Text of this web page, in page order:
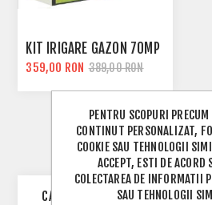
KIT IRIGARE GAZON 70MP
359,00 RON 389,00 RON
CATEGORII
PENTRU SCOPURI
CONTINUT PERSONALIZAT,
COOKIE SAU TEHNOLOGII
ACCEPT, ESTI DE ACORD
COLECTAREA DE INFORMATII
SAU TEHNOLOGII